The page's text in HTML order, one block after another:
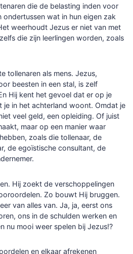
die de belasting inden voor
ondertussen wat in hun eigen zak
weerhoudt Jezus er niet van met
die zijn leerlingen worden, zoals
tollenaren als mens. Jezus,
beesten in een stal, is zelf
Hij kent het gevoel dat er op je
in het achterland woont. Omdat je
veel geld, een opleiding. Of juist
maar op een manier waar
zoals die tollenaar, de
de egoïstische consultant, de
Hij zoekt de verschoppelingen
Zo bouwt Hij bruggen.
van alles van. Ja, ja, eerst ons
ons in de schulden werken en
nu mooi weer spelen bij Jezus!?
en elkaar afrekenen